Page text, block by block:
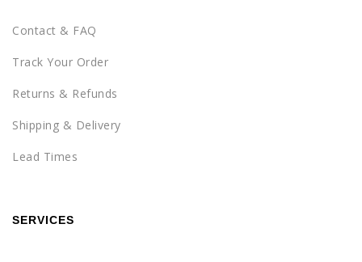
Contact & FAQ
Track Your Order
Returns & Refunds
Shipping & Delivery
Lead Times
SERVICES